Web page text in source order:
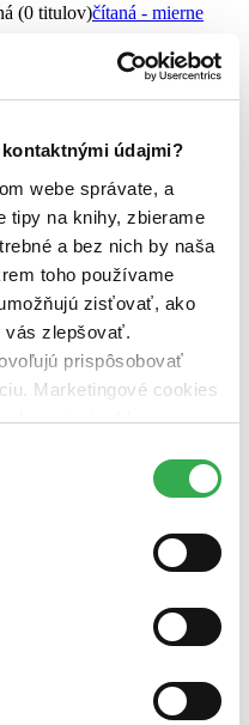
údajmi?
webe správate, a
tipy na knihy, zbierame
a bez nich by naša
toho používame
zisťovať, ako
vás zlepšovať.
prispôsobovať
Marketingové cookies
reklamy.
všetky tieto
(0 titulov)čítaná - mierne
(0 titulov)
čítané verzie
telo3
človeka3
3
3